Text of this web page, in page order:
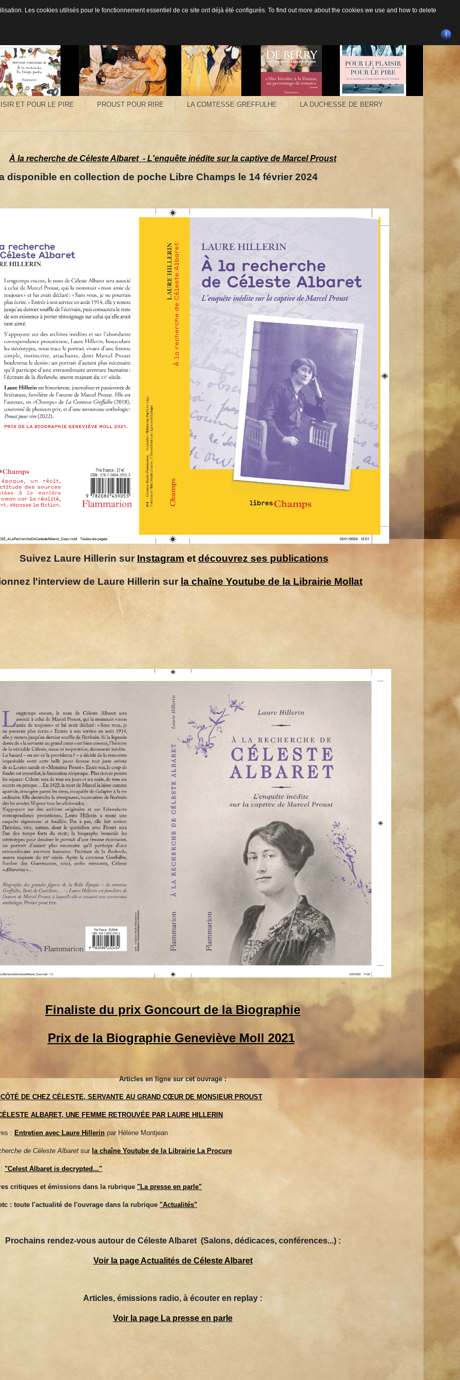
ET POUR LE PIRE PROUST POUR RIRE LA COMTESSE GREFFULHE LA DUCHESSE DE BERRY
À la recherche de Céleste Albaret - L'enquête inédite sur la captive de Marcel Proust
en collection de poche Libre Champs le 14 février 2024
Suivez Laure Hillerin sur Instagram etdécouvrez ses publications
l'interview de Laure Hillerin sur la chaîne Youtube de la Librairie Mollat
Finaliste du prix Goncourt de la Biographie
Prix de la Biographie Geneviève Moll 2021
Articles en ligne sur cet ouvrage :
DE CHEZ CÉLESTE, SERVANTE AU GRAND CŒUR DE MONSIEUR PROUST
ALBARET, UNE FEMME RETROUVÉE PAR LAURE HILLERIN
: Entretien avec Laure Hillerin par Hélène Montjean
de Céleste Albaret sur la chaîne Youtube de la Librairie La Procure
"Celest Albaret is decrypted..."
critiques et émissions dans la rubrique "La presse en parle"
: toute l'actualité de l'ouvrage dans la rubrique "Actualités"
Prochains rendez-vous autour de Céleste Albaret (Salons, dédicaces, conférences...) :
Voir la page Actualités de Céleste Albaret
Articles, émissions radio, à écouter en replay :
Voir la page La presse en parle
Les cookies utilisés pour le fonctionnement essentiel de ce site ont déjà été configurés. To find out more about the cookies we use and how to delete